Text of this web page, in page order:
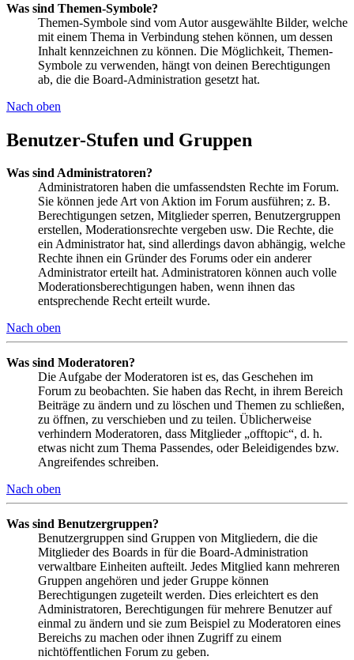
Was sind Themen-Symbole?
Themen-Symbole sind vom Autor ausgewählte Bilder, welche
mit einem Thema in Verbindung stehen können, um dessen
Inhalt kennzeichnen zu können. Die Möglichkeit, Themen-
Symbole zu verwenden, hängt von deinen Berechtigungen
ab, die die Board-Administration gesetzt hat.
Nach oben
Benutzer-Stufen und Gruppen
Was sind Administratoren?
Administratoren haben die umfassendsten Rechte im Forum.
Sie können jede Art von Aktion im Forum ausführen; z. B.
Berechtigungen setzen, Mitglieder sperren, Benutzergruppen
erstellen, Moderationsrechte vergeben usw. Die Rechte, die
ein Administrator hat, sind allerdings davon abhängig, welche
Rechte ihnen ein Gründer des Forums oder ein anderer
Administrator erteilt hat. Administratoren können auch volle
Moderationsberechtigungen haben, wenn ihnen das
entsprechende Recht erteilt wurde.
Nach oben
Was sind Moderatoren?
Die Aufgabe der Moderatoren ist es, das Geschehen im
Forum zu beobachten. Sie haben das Recht, in ihrem Bereich
Beiträge zu ändern und zu löschen und Themen zu schließen,
zu öffnen, zu verschieben und zu teilen. Üblicherweise
verhindern Moderatoren, dass Mitglieder „offtopic“, d. h.
etwas nicht zum Thema Passendes, oder Beleidigendes bzw.
Angreifendes schreiben.
Nach oben
Was sind Benutzergruppen?
Benutzergruppen sind Gruppen von Mitgliedern, die die
Mitglieder des Boards in für die Board-Administration
verwaltbare Einheiten aufteilt. Jedes Mitglied kann mehreren
Gruppen angehören und jeder Gruppe können
Berechtigungen zugeteilt werden. Dies erleichtert es den
Administratoren, Berechtigungen für mehrere Benutzer auf
einmal zu ändern und sie zum Beispiel zu Moderatoren eines
Bereichs zu machen oder ihnen Zugriff zu einem
nichtöffentlichen Forum zu geben.